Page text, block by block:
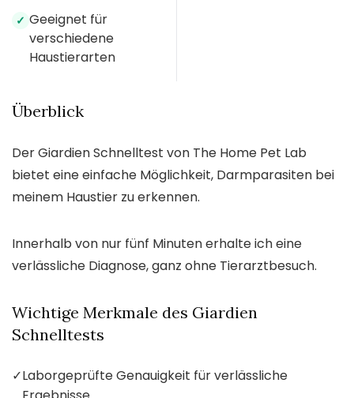
✓ Geeignet für
verschiedene
Haustierarten
Überblick
Der Giardien Schnelltest von The Home Pet Lab
bietet eine einfache Möglichkeit, Darmparasiten bei
meinem Haustier zu erkennen.
Innerhalb von nur fünf Minuten erhalte ich eine
verlässliche Diagnose, ganz ohne Tierarztbesuch.
Wichtige Merkmale des Giardien
Schnelltests
✓Laborgeprüfte Genauigkeit für verlässliche